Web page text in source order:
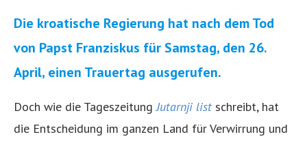
Die kroatische Regierung hat nach dem Tod
von Papst Franziskus für Samstag, den 26.
April, einen Trauertag ausgerufen.
Doch wie die TageszeitungJutarnji list schreibt, hat
die Entscheidung im ganzen Land für Verwirrung und